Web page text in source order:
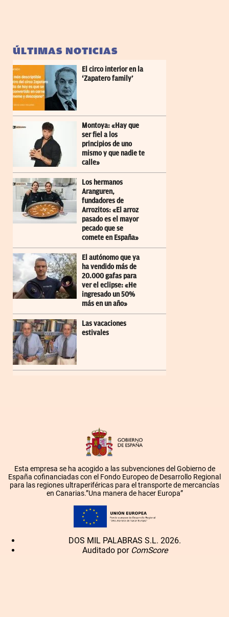
ÚLTIMAS NOTICIAS
El circo interior en la
‘Zapatero family’
Montoya: «Hay que
ser fiel a los
principios de uno
mismo y que nadie te
calle»
Los hermanos
Aranguren,
fundadores de
Arrozitos: «El arroz
pasado es el mayor
pecado que se
comete en España»
El autónomo que ya
ha vendido más de
20.000 gafas para
ver el eclipse: «He
ingresado un 50%
más en un año»
Las vacaciones
estivales
Esta empresa se ha acogido a las subvenciones del Gobierno de
España cofinanciadas con el Fondo Europeo de Desarrollo Regional
para las regiones ultraperiféricas para el transporte de mercancías
en Canarias.”Una manera de hacer Europa”
DOS MIL PALABRAS S.L. 2026.
Auditado por ComScore